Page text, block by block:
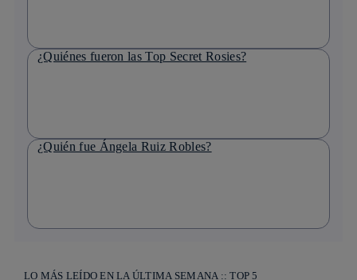
¿Quiénes fueron las Top Secret Rosies?
¿Quién fue Ángela Ruiz Robles?
LO MÁS LEÍDO EN LA ÚLTIMA SEMANA :: TOP 5